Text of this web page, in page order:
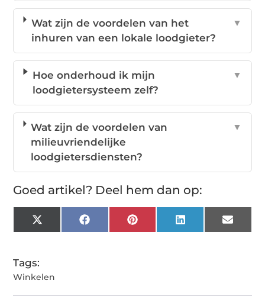
Wat zijn de voordelen van het
inhuren van een lokale loodgieter?
▼
Hoe onderhoud ik mijn
loodgietersysteem zelf?
▼
Wat zijn de voordelen van
milieuvriendelijke
loodgietersdiensten?
▼
Goed artikel? Deel hem dan op:
X
(Twitter)
FacebookPinterest LinkedIn Email
Tags:
Winkelen